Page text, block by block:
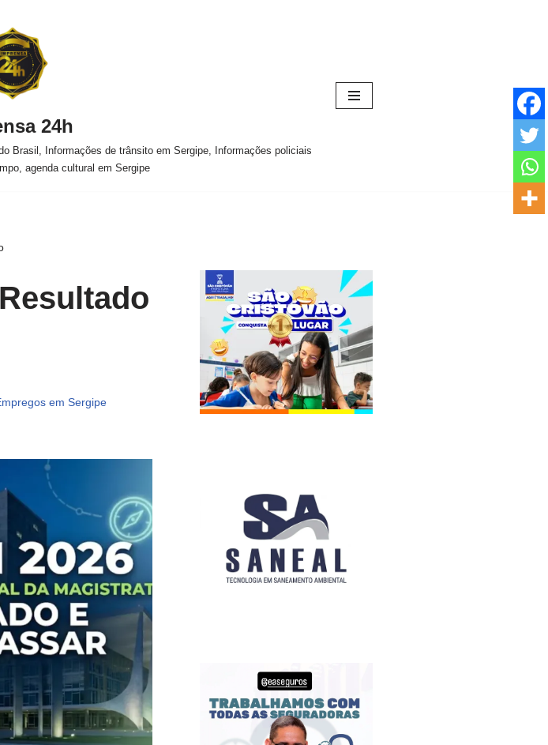
24h
Brasil, Informações de trânsito em Sergipe, Informações policiais
agenda cultural em Sergipe
em Sergipe